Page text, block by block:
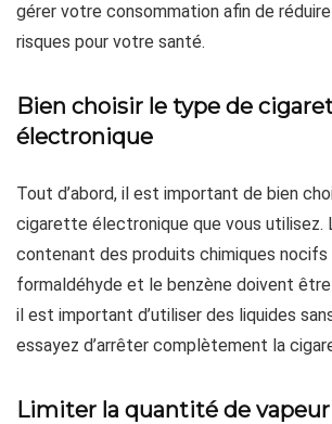
gérer votre consommation afin de
risques pour votre santé.
Bien choisir le type de
électronique
Tout d’abord, il est important de bien
cigarette électronique que vous utilisez.
contenant des produits chimiques
formaldéhyde et le benzène doivent
il est important d’utiliser des liquides
essayez d’arrêter complètement la
Limiter la quantité de